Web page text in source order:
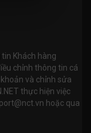
Khách hàng
chỉnh thông tin cá
và chỉnh sửa
thực hiện việc
hoặc qua